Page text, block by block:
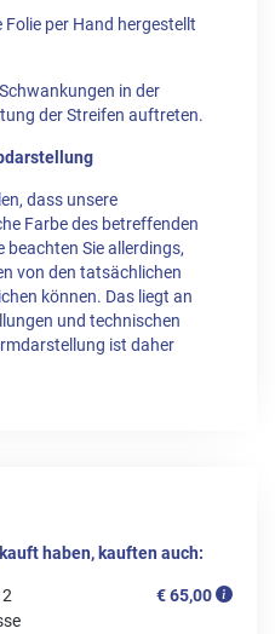
Folie per Hand hergestellt
in der
der Streifen auftreten.
dass unsere
Farbe des betreffenden
Sie allerdings,
von den tatsächlichen
können. Das liegt an
und technischen
ist daher
haben, kauften auch:
€ 65,00